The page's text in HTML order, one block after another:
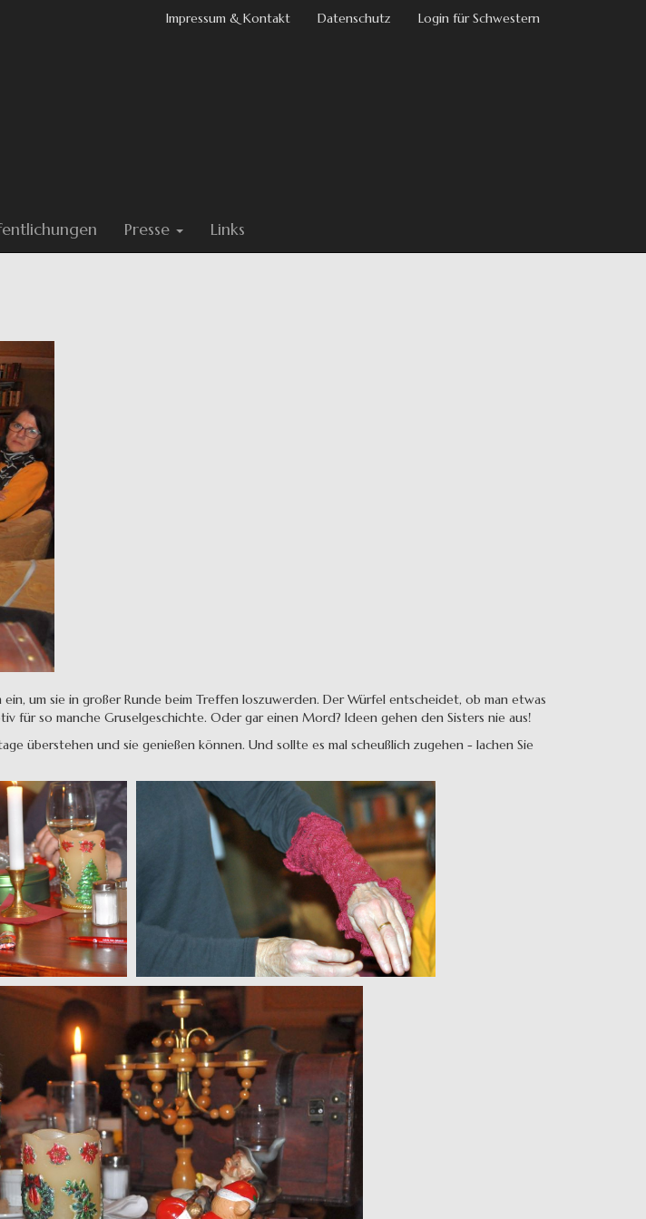
Impressum & Kontakt Datenschutz Login für Schwestern
Presse Links
um sie in großer Runde beim Treffen loszuwerden. Der Würfel entscheidet, ob man etwas
für so manche Gruselgeschichte. Oder gar einen Mord? Ideen gehen den Sisters nie aus!
überstehen und sie genießen können. Und sollte es mal scheußlich zugehen - lachen Sie